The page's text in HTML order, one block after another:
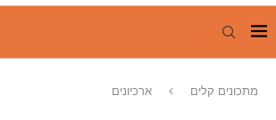
מתכונים קלים ארכיונים